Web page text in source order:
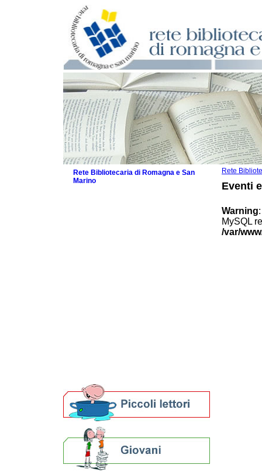
Rete
Eventi
Warning
MySQL
/var/
Rete Bibliotecaria di Romagna e San
Marino